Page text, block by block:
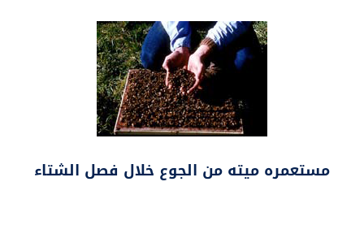
مستعمره ميته من الجوع خلال فصل الشتاء